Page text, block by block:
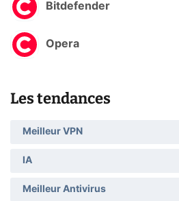
Bitdefender
Opera
Les tendances
Meilleur VPN
IA
Meilleur Antivirus